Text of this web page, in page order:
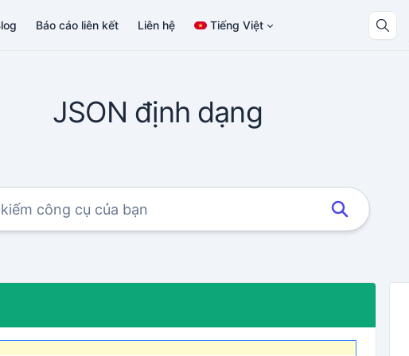
Báo cáo liên kết Liên hệ Tiếng Việt
JSON định dạng